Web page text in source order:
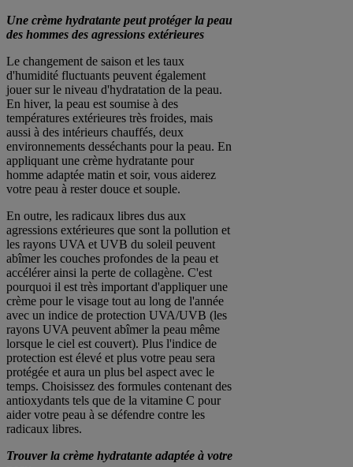
Une crème hydratante peut protéger la peau
des hommes des agressions extérieures
Le changement de saison et les taux
d'humidité fluctuants peuvent également
jouer sur le niveau d'hydratation de la peau.
En hiver, la peau est soumise à des
températures extérieures très froides, mais
aussi à des intérieurs chauffés, deux
environnements desséchants pour la peau. En
appliquant une crème hydratante pour
homme adaptée matin et soir, vous aiderez
votre peau à rester douce et souple.
En outre, les radicaux libres dus aux
agressions extérieures que sont la pollution et
les rayons UVA et UVB du soleil peuvent
abîmer les couches profondes de la peau et
accélérer ainsi la perte de collagène. C'est
pourquoi il est très important d'appliquer une
crème pour le visage tout au long de l'année
avec un indice de protection UVA/UVB (les
rayons UVA peuvent abîmer la peau même
lorsque le ciel est couvert). Plus l'indice de
protection est élevé et plus votre peau sera
protégée et aura un plus bel aspect avec le
temps. Choisissez des formules contenant des
antioxydants tels que de la vitamine C pour
aider votre peau à se défendre contre les
radicaux libres.
Trouver la crème hydratante adaptée à votre